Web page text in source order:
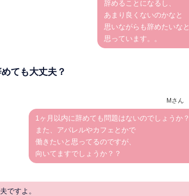
辞めることになるし、
あまり良くないのかなと
思いながらも辞めたいなと
思っています。。
ても大丈夫？
Mさん
1ヶ月以内に辞めても問題はないのでしょうか？
また、アパレルやカフェとかで
働きたいと思ってるのですが、
向いてますでしょうか？？
ですよ。